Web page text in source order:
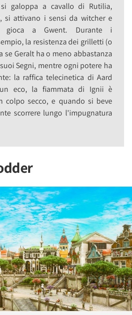
galoppa a cavallo di Rutilia,
si attivano i sensi da witcher e
gioca a Gwent. Durante i
la resistenza dei grilletti (o
se Geralt ha o meno abbastanza
Segni, mentre ogni potere ha
la raffica telecinetica di Aard
eco, la fiammata di Ignii è
colpo secco, e quando si beve
scorrere lungo l'impugnatura